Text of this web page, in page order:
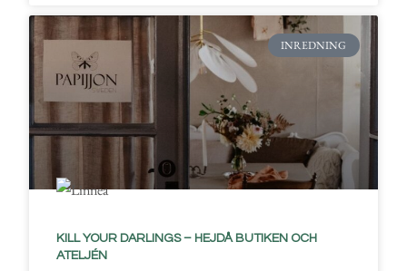
INREDNING
KILL YOUR DARLINGS – HEJDÅ BUTIKEN OCH
ATELJÉN